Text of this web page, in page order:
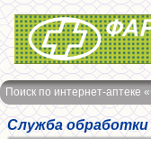
Интернет-аптека
Поиск по интернет-аптеке
Служба обработки